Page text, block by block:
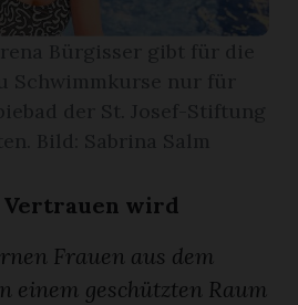
Vertrauen wird
Frauen aus dem
einem geschützten Raum